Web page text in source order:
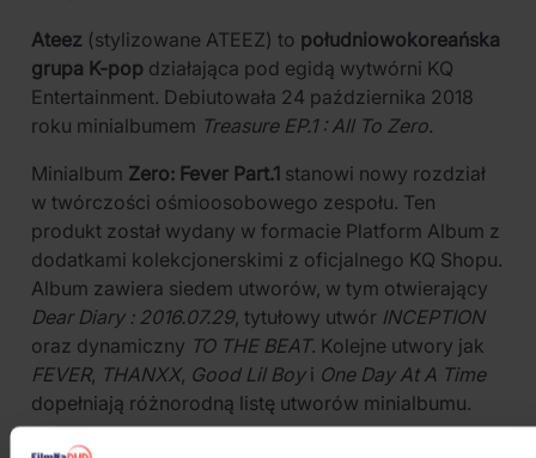
Ateez (stylizowane ATEEZ) to południowokoreańska
grupa K-pop działająca pod egidą wytwórni KQ
Entertainment. Debiutowała 24 października 2018
roku minialbumem Treasure EP.1 : All To Zero.
Minialbum Zero: Fever Part.1 stanowi nowy rozdział
w twórczości ośmioosobowego zespołu. Ten
produkt został wydany w formacie Platform Album z
dodatkami kolekcjonerskimi z oficjalnego KQ Shopu.
Album zawiera siedem utworów, w tym otwierający
Dear Diary : 2016.07.29, tytułowy utwór INCEPTION
oraz dynamiczny TO THE BEAT. Kolejne utwory jak
FEVER, THANXX, Good Lil Boyi One Day At A Time
dopełniają różnorodną listę utworów minialbumu.
W czasie wydania w skład grupy wchodzili